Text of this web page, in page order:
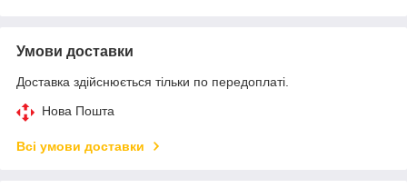
Умови доставки
Доставка здійснюється тільки по передоплаті.
Нова Пошта
Всі умови доставки